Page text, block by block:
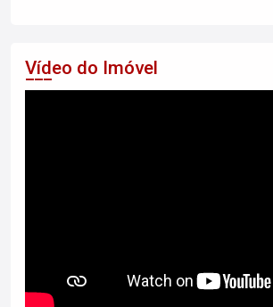
Vídeo do Imóvel